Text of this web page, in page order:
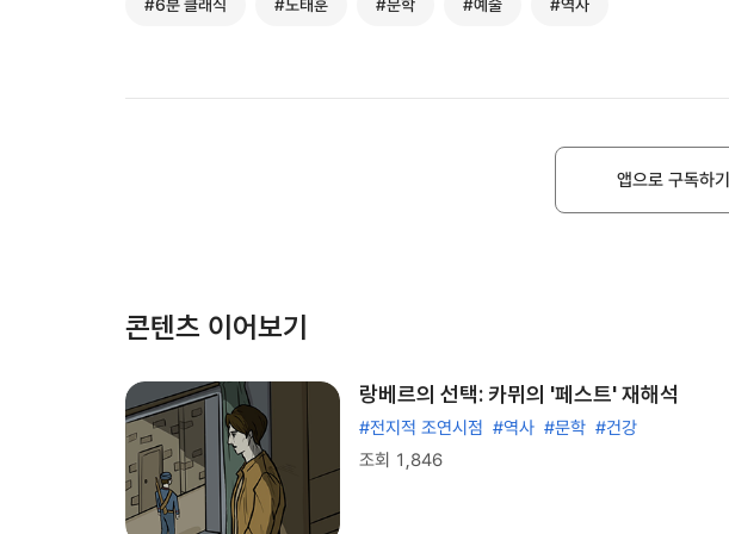
#6분 클래식 #노태훈 #문학 #예술 #역사
앱으로 구독하기
콘텐츠 이어보기
랑베르의 선택: 카뮈의 '페스트' 재해석
#전지적 조연시점 #역사 #문학 #건강
조회 1,846